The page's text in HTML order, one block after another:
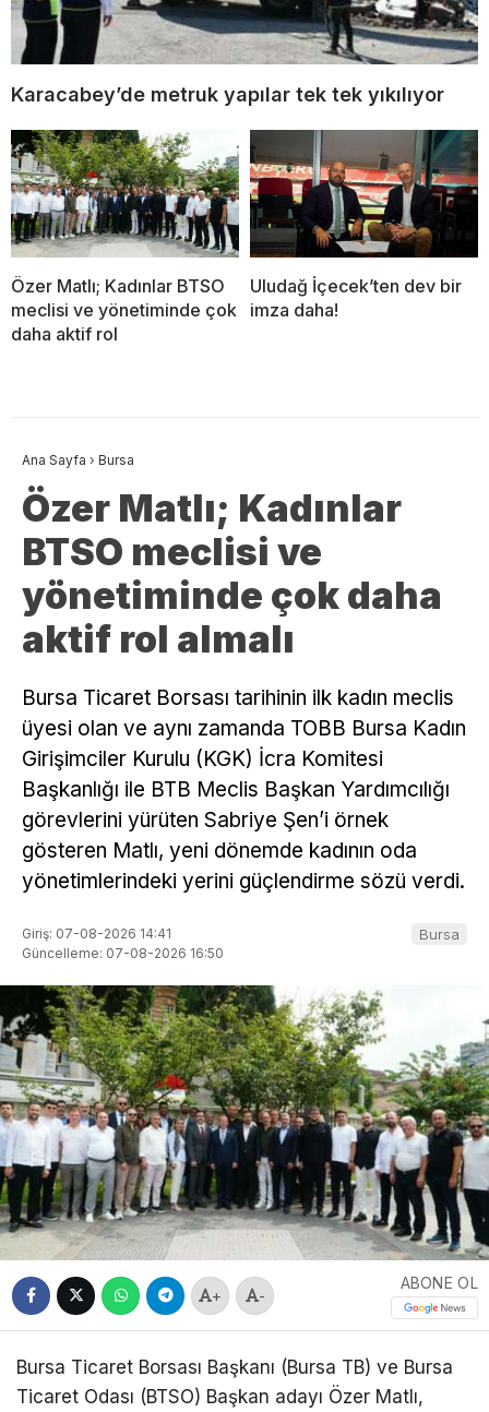
Karacabey’de metruk yapılar tek tek yıkılıyor
Özer Matlı; Kadınlar BTSO
meclisi ve yönetiminde çok
daha aktif rol
Uludağ İçecek’ten dev bir
imza daha!
Ana Sayfa › Bursa
Özer Matlı; Kadınlar
BTSO meclisi ve
yönetiminde çok daha
aktif rol almalı
Bursa Ticaret Borsası tarihinin ilk kadın meclis
üyesi olan ve aynı zamanda TOBB Bursa Kadın
Girişimciler Kurulu (KGK) İcra Komitesi
Başkanlığı ile BTB Meclis Başkan Yardımcılığı
görevlerini yürüten Sabriye Şen’i örnek
gösteren Matlı, yeni dönemde kadının oda
yönetimlerindeki yerini güçlendirme sözü verdi.
Giriş: 07-08-2026 14:41
Güncelleme: 07-08-2026 16:50
Bursa
+ -
ABONE OL
Bursa Ticaret Borsası Başkanı (Bursa TB) ve Bursa
Ticaret Odası (BTSO) Başkan adayı Özer Matlı,